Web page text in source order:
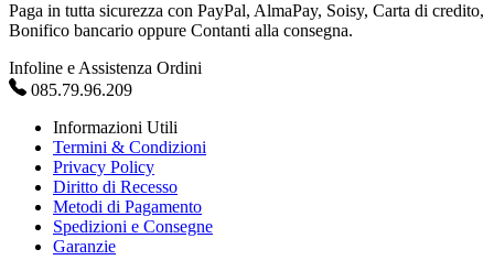
Paga in tutta sicurezza con PayPal, AlmaPay, Soisy, Carta di credito,
Bonifico bancario oppure Contanti alla consegna.
Infoline e Assistenza Ordini
085.79.96.209
Informazioni Utili
Termini & Condizioni
Privacy Policy
Diritto di Recesso
Metodi di Pagamento
Spedizioni e Consegne
Garanzie